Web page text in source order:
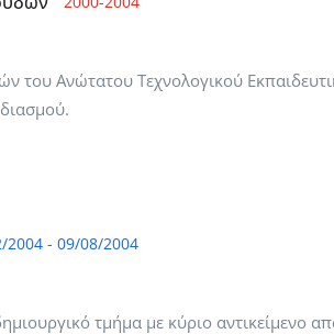
του Ανώτατου Τεχνολογικού
2004 - 09/08/2004
τμήμα με κύριο αντικείμενο